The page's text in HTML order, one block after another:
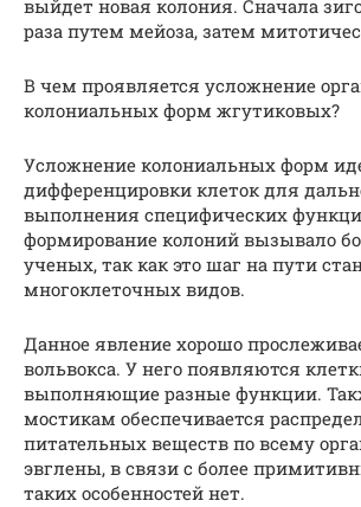
выйдет новая колония. Сначала
раза путем мейоза, затем
В чем проявляется усложнение
колониальных форм жгутиковых?
Усложнение колониальных форм
дифференцировки клеток для
выполнения специфических
формирование колоний вызывало
ученых, так как это шаг на пути
многоклеточных видов.
Данное явление хорошо
вольвокса. У него появляются
выполняющие разные функции.
мостикам обеспечивается
питательных веществ по всему
эвглены, в связи с более
таких особенностей нет.